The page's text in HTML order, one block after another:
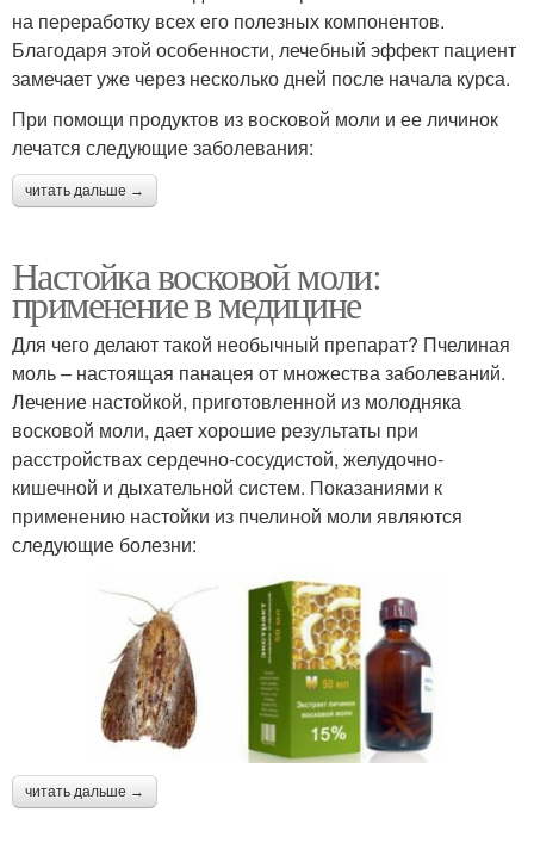
на переработку всех его полезных компонентов.
Благодаря этой особенности, лечебный эффект пациент
замечает уже через несколько дней после начала курса.
При помощи продуктов из восковой моли и ее личинок
лечатся следующие заболевания:
читать дальше →
Настойка восковой моли:
применение в медицине
Для чего делают такой необычный препарат? Пчелиная
моль – настоящая панацея от множества заболеваний.
Лечение настойкой, приготовленной из молодняка
восковой моли, дает хорошие результаты при
расстройствах сердечно-сосудистой, желудочно-
кишечной и дыхательной систем. Показаниями к
применению настойки из пчелиной моли являются
следующие болезни:
читать дальше →